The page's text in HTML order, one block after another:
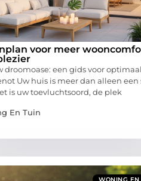
voor meer
droomoase: een gids voor
Uw huis is meer dan alleen een
is uw toevluchtsoord, de plek
En Tuin
WONING EN